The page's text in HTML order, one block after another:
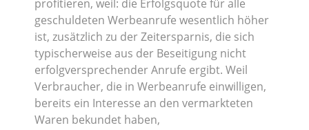
profitieren, weil: die Erfolgsquote für alle
geschuldeten Werbeanrufe wesentlich höher
ist, zusätzlich zu der Zeitersparnis, die sich
typischerweise aus der Beseitigung nicht
erfolgversprechender Anrufe ergibt. Weil
Verbraucher, die in Werbeanrufe einwilligen,
bereits ein Interesse an den vermarkteten
Waren bekundet haben,